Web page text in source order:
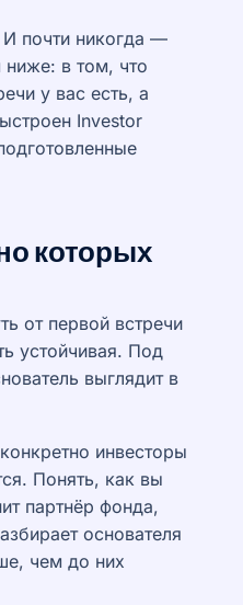
И почти никогда —
ниже: в том, что
у вас есть, а
Investor
которых
от первой встречи
устойчивая. Под
выглядит в
инвесторы
Понять, как вы
партнёр фонда,
основателя
чем до них